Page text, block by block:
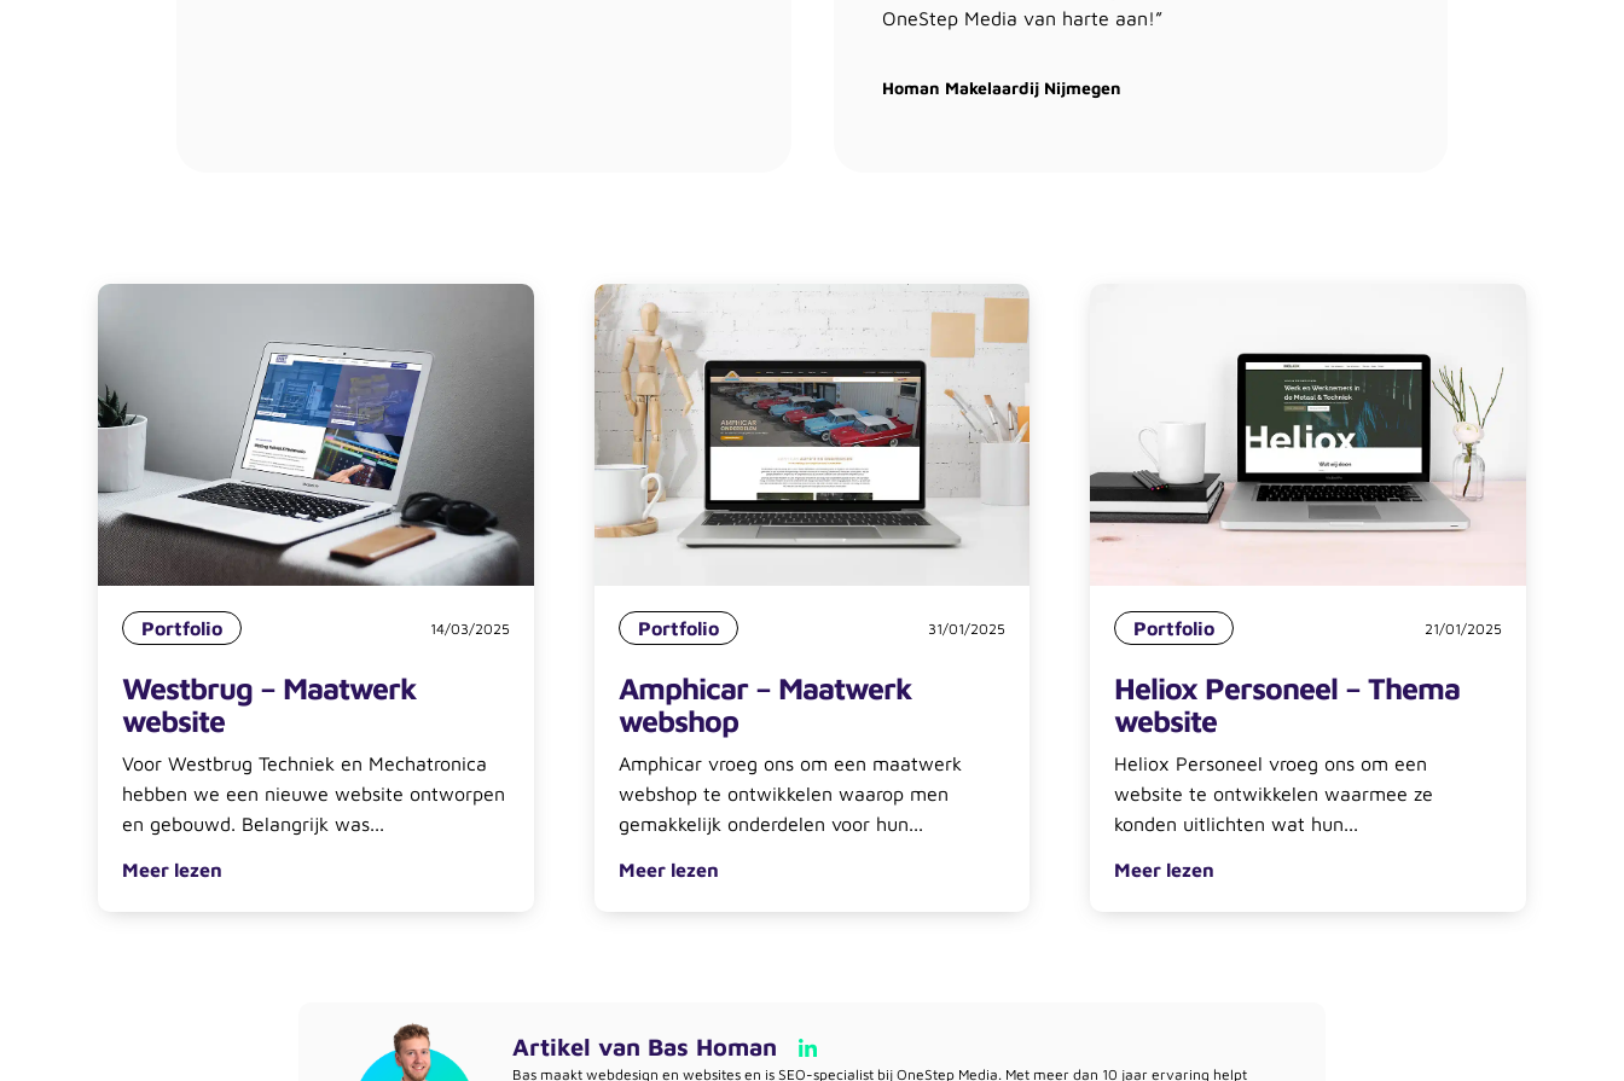
OneStep Media van harte aan!”
Homan Makelaardij Nijmegen
Portfolio 14/03/2025
Westbrug – Maatwerk
website
Voor Westbrug Techniek en Mechatronica
hebben we een nieuwe website ontworpen
en gebouwd. Belangrijk was...
Meer lezen
Portfolio 31/01/2025
Amphicar – Maatwerk
webshop
Amphicar vroeg ons om een maatwerk
webshop te ontwikkelen waarop men
gemakkelijk onderdelen voor hun...
Meer lezen
Portfolio 21/01/2025
Heliox Personeel – Thema
website
Heliox Personeel vroeg ons om een
website te ontwikkelen waarmee ze
konden uitlichten wat hun...
Meer lezen
Artikel van Bas Homan
Bas maakt webdesign en websites en is SEO-specialist bij OneStep Media. Met meer dan 10 jaar ervaring helpt